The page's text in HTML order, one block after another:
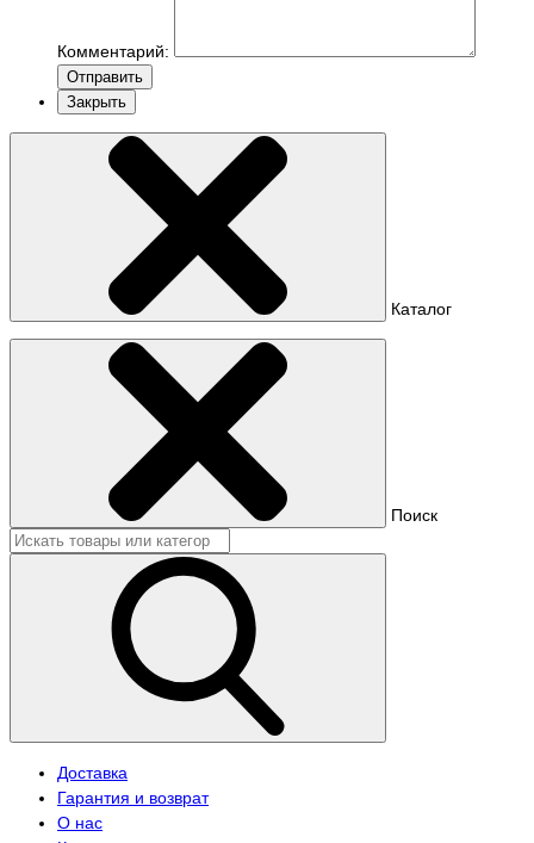
Комментарий:
Отправить
Закрыть
Каталог
Поиск
Доставка
Гарантия и возврат
О нас